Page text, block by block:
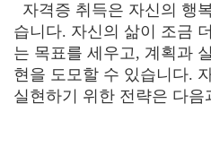
자격증 취득은 자신의 행
습니다. 자신의 삶이 조금
는 목표를 세우고, 계획과
현을 도모할 수 있습니다.
실현하기 위한 전략은 다음